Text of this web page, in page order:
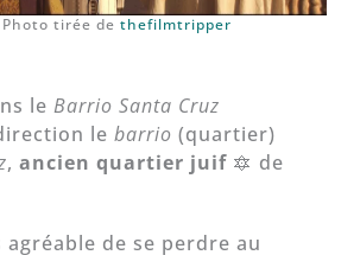
Photo tirée de thefilmtripper
leBarrio Santa Cruz
lebarrio (quartier)
,ancien quartier juif 🔯 de
de se perdre au